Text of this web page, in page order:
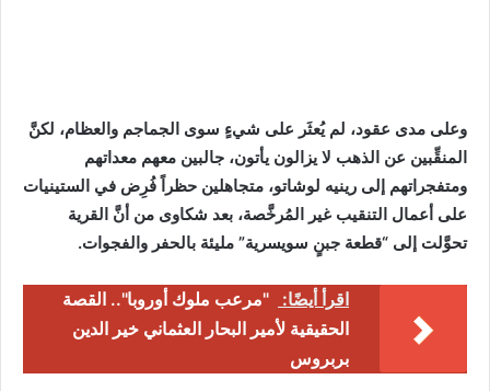
وعلى مدى عقود، لم يُعثَر على شيءٍ سوى الجماجم والعظام، لكنَّ
المنقِّبين عن الذهب لا يزالون يأتون، جالبين معهم معداتهم
ومتفجراتهم إلى رينيه لوشاتو، متجاهلين حظراً فُرِض في الستينيات
على أعمال التنقيب غير المُرخَّصة، بعد شكاوى من أنَّ القرية
تحوَّلت إلى “قطعة جبنٍ سويسرية” مليئة بالحفر والفجوات.
اقرأ أيضًا:
"مرعب ملوك أوروبا".. القصة
الحقيقية لأمير البحار العثماني خير الدين
بربروس